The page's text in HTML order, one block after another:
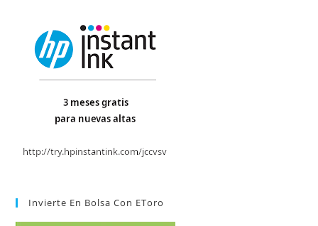
Invierte En Bolsa Con EToro